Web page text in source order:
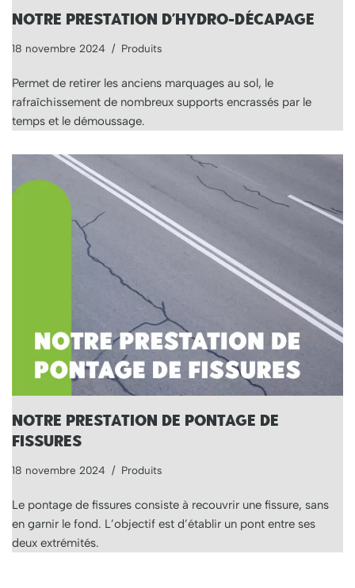
NOTRE PRESTATION D’HYDRO-DÉCAPAGE
18 novembre 2024 Produits
Permet de retirer les anciens marquages au sol, le
rafraîchissement de nombreux supports encrassés par le
temps et le démoussage.
NOTRE PRESTATION DE PONTAGE DE
FISSURES
18 novembre 2024 Produits
Le pontage de fissures consiste à recouvrir une fissure, sans
en garnir le fond. L’objectif est d’établir un pont entre ses
deux extrémités.